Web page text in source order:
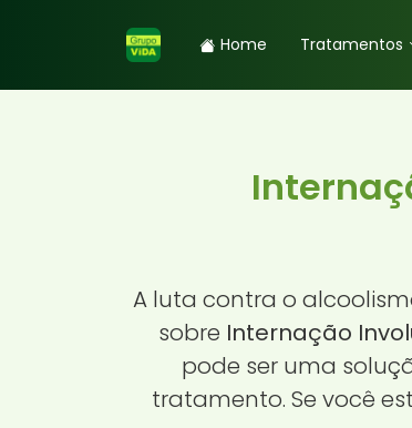
Home Tratamentos
A luta contra o
sobre Internação
pode ser uma
tratamento. Se você